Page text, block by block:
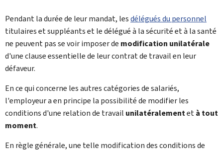
Pendant la durée de leur mandat, lesdélégués du personnel
titulaires et suppléants et le délégué à la sécurité et à la santé
ne peuvent pas se voir imposer de modification unilatérale
d'une clause essentielle de leur contrat de travail en leur
défaveur.
En ce qui concerne les autres catégories de salariés,
l'employeur a en principe la possibilité de modifier les
conditions d'une relation de travail unilatéralementetà tout
moment.
En règle générale, une telle modification des conditions de